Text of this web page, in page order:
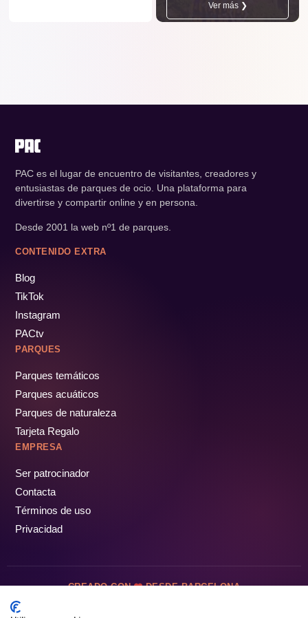
Ver más ❯
PAC es el lugar de encuentro de visitantes, creadores y
entusiastas de parques de ocio. Una plataforma para
divertirse y compartir online y en persona.
Desde 2001 la web nº1 de parques.
CONTENIDO EXTRA
Blog
TikTok
Instagram
PACtv
PARQUES
Parques temáticos
Parques acuáticos
Parques de naturaleza
Tarjeta Regalo
EMPRESA
Ser patrocinador
Contacta
Términos de uso
Privacidad
CREADO CON DESDE BARCELONA